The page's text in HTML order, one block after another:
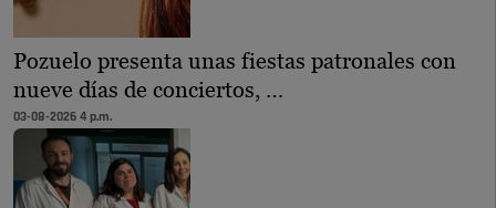
Pozuelo presenta unas fiestas patronales con
nueve días de conciertos, …
03-08-2026 4 p.m.